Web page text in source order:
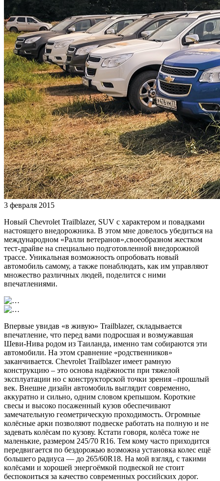
3 февраля 2015
Новый Chevrolet Trailblazer, SUV с характером и повадками
настоящего внедорожника. В этом мне довелось убедиться на
международном «Ралли ветеранов»,своеобразном жестком
тест-драйве на специально подготовленной внедорожной
трассе. Уникальная возможность опробовать новый
автомобиль самому, а также понаблюдать, как им управляют
множество различных людей, поделится с ними
впечатлениями.
Впервые увидав «в живую» Trailblazer, складывается
впечатление, что перед вами подросшая и возмужавшая
Шеви-Нива родом из Таиланда, именно там собираются эти
автомобили. На этом сравнение «родственников»
заканчивается. Chevrolet Trailblazer имеет рамную
конструкцию – это основа надёжности при тяжелой
эксплуатации но с конструкторской точки зрения –прошлый
век. Внешне дизайн автомобиль выглядит современно,
аккуратно и сильно, одним словом крепышом. Короткие
свесы и высоко посаженный кузов обеспечивают
замечательную геометрическую проходимость. Огромные
колёсные арки позволяют подвеске работать на полную и не
задевать колёсам по кузову. Кстати говоря, колёса тоже не
маленькие, размером 245/70 R16. Тем кому часто приходится
передвигается по бездорожью возможна установка колес ещё
большего радиуса — до 265/60R18. На мой взгляд, с такими
колёсами и хорошей энергоёмкой подвеской не стоит
беспокоиться за качество современных российских дорог.